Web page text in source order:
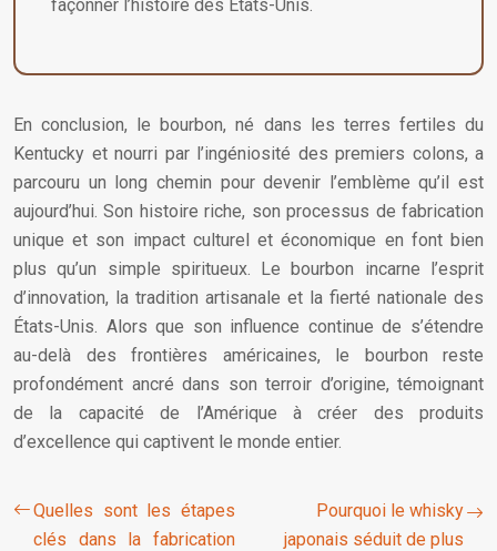
façonner l’histoire des États-Unis.
En conclusion, le bourbon, né dans les terres fertiles du
Kentucky et nourri par l’ingéniosité des premiers colons, a
parcouru un long chemin pour devenir l’emblème qu’il est
aujourd’hui. Son histoire riche, son processus de fabrication
unique et son impact culturel et économique en font bien
plus qu’un simple spiritueux. Le bourbon incarne l’esprit
d’innovation, la tradition artisanale et la fierté nationale des
États-Unis. Alors que son influence continue de s’étendre
au-delà des frontières américaines, le bourbon reste
profondément ancré dans son terroir d’origine, témoignant
de la capacité de l’Amérique à créer des produits
d’excellence qui captivent le monde entier.
Quelles sont les étapes
clés dans la fabrication
Pourquoi le whisky
japonais séduit de plus